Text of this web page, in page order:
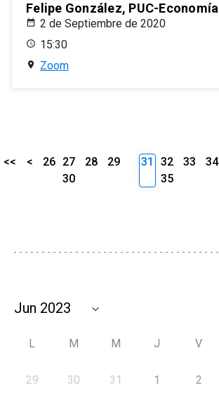
Felipe González, PUC-Economía
2 de Septiembre de 2020
15:30
Zoom
<< < 26 27 28
29
30
31 32 33
34
35
L M M J V
29 30 31 1 2